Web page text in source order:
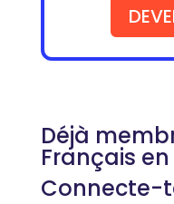
Déjà
Français
Connecte-